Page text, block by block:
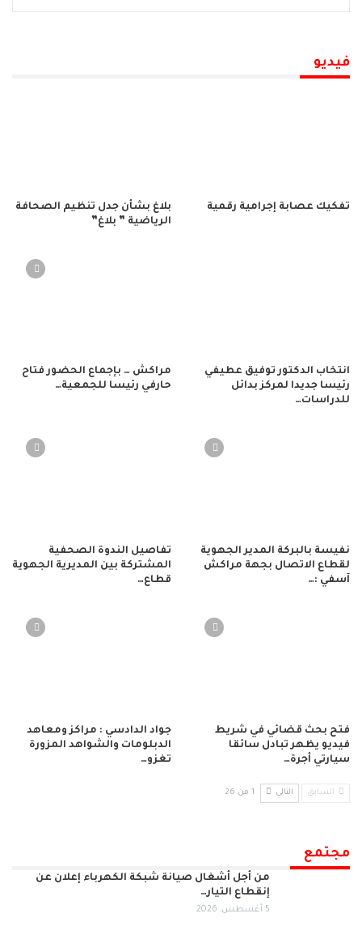
فيديو
تفكيك عصابة إجرامية رقمية
بلاغ بشأن جدل تنظيم الصحافة
الرياضية ” بلاغ”
انتخاب الدكتور توفيق عطيفي
رئيسا جديدا لمركز بدائل
للدراسات…
مراكش … بإجماع الحضور فتاح
حارفي رئيسا للجمعية…
نفيسة بالبركة المدير الجهوية
لقطاع الاتصال بجهة مراكش
آسفي :…
تفاصيل الندوة الصحفية
المشتركة بين المديرية الجهوية
قطاع…
فتح بحث قضائي في شريط
فيديو يظهر تبادل سائقا
سيارتي أجرة…
جواد الدادسي : مراكز ومعاهد
الدبلومات والشواهد المزورة
تغزو…
السابق التالي 1 من 26
مجتمع
من أجل أشغال صيانة شبكة الكهرباء إعلان عن
إنقطاع التيار…
5 أغسطس, 2026